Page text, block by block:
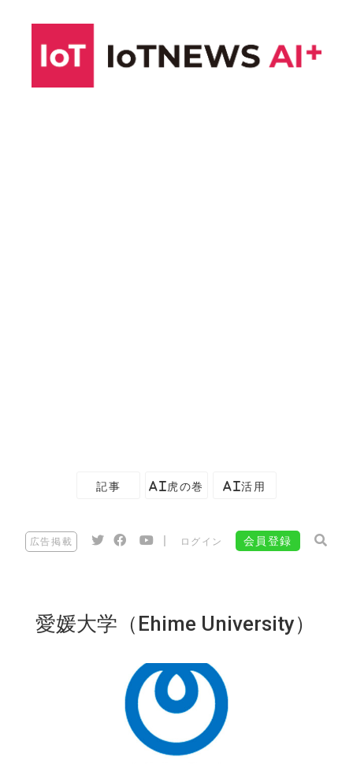
記事 AI虎の巻 AI活用
広告掲載 ログイン 会員登録
愛媛大学（Ehime University）